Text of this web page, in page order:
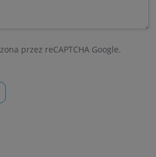
przez reCAPTCHA Google.